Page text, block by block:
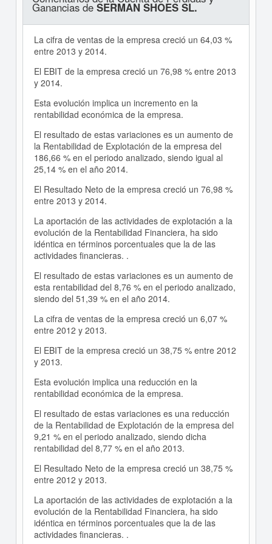
Ganancias deSERMAN SHOES SL.
La cifra de ventas de la empresa creció un 64,03 %
entre 2013 y 2014.
El EBIT de la empresa creció un 76,98 % entre 2013
y 2014.
Esta evolución implica un incremento en la
rentabilidad económica de la empresa.
El resultado de estas variaciones es un aumento de
la Rentabilidad de Explotación de la empresa del
186,66 % en el periodo analizado, siendo igual al
25,14 % en el año 2014.
El Resultado Neto de la empresa creció un 76,98 %
entre 2013 y 2014.
La aportación de las actividades de explotación a la
evolución de la Rentabilidad Financiera, ha sido
idéntica en términos porcentuales que la de las
actividades financieras. .
El resultado de estas variaciones es un aumento de
esta rentabilidad del 8,76 % en el periodo analizado,
siendo del 51,39 % en el año 2014.
La cifra de ventas de la empresa creció un 6,07 %
entre 2012 y 2013.
El EBIT de la empresa creció un 38,75 % entre 2012
y 2013.
Esta evolución implica una reducción en la
rentabilidad económica de la empresa.
El resultado de estas variaciones es una reducción
de la Rentabilidad de Explotación de la empresa del
9,21 % en el periodo analizado, siendo dicha
rentabilidad del 8,77 % en el año 2013.
El Resultado Neto de la empresa creció un 38,75 %
entre 2012 y 2013.
La aportación de las actividades de explotación a la
evolución de la Rentabilidad Financiera, ha sido
idéntica en términos porcentuales que la de las
actividades financieras. .